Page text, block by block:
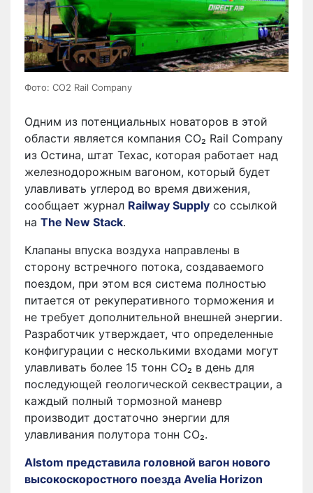
Фото: CO2 Rail Company
Одним из потенциальных новаторов в этой
области является компания CO₂ Rail Company
из Остина, штат Техас, которая работает над
железнодорожным вагоном, который будет
улавливать углерод во время движения,
сообщает журнал Railway Supply со ссылкой
на The New Stack.
Клапаны впуска воздуха направлены в
сторону встречного потока, создаваемого
поездом, при этом вся система полностью
питается от рекуперативного торможения и
не требует дополнительной внешней энергии.
Разработчик утверждает, что определенные
конфигурации с несколькими входами могут
улавливать более 15 тонн CO₂ в день для
последующей геологической секвестрации, а
каждый полный тормозной маневр
производит достаточно энергии для
улавливания полутора тонн CO₂.
Alstom представила головной вагон нового
высокоскоростного поезда Avelia Horizon